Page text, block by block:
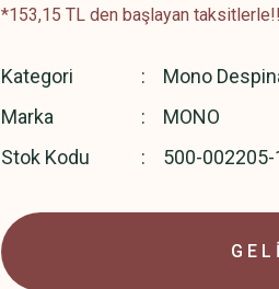
*153,15 TL den başlayan taksitlerle!!
Kategori
Mono
Marka
MONO
Stok Kodu
500-002205-